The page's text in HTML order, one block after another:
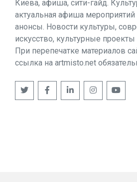
Киева, афиша, сити-гайд.
актуальная афиша
анонсы. Новости культуры,
искусство, культурные
При перепечатке материалов
ссылка на artmisto.net